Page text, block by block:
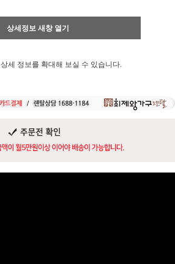
상세정보 새창 열기
상세 정보를 확대해 보실 수 있습니다.